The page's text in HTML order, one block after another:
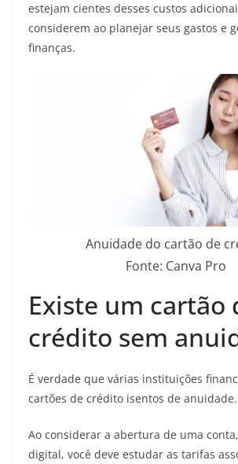
estejam cientes desses custos
considerem ao planejar seus gastos e
finanças.
Anuidade do cartão de
Fonte: Canva Pro
Existe um cartão
crédito sem
É verdade que várias instituições
cartões de crédito isentos de anuidade.
Ao considerar a abertura de uma
digital, você deve estudar as tarifas